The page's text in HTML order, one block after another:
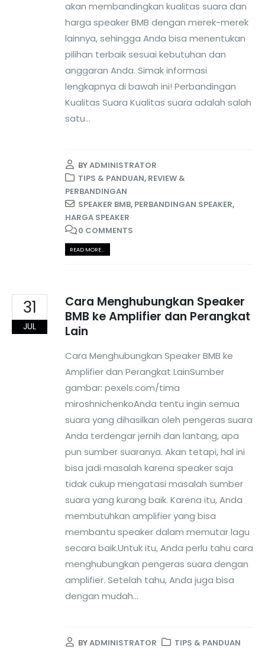
akan membandingkan kualitas suara dan
harga speaker BMB dengan merek-merek
lainnya, sehingga Anda bisa menentukan
pilihan terbaik sesuai kebutuhan dan
anggaran Anda. Simak informasi
lengkapnya di bawah ini! Perbandingan
Kualitas Suara Kualitas suara adalah salah
satu...
BYADMINISTRATOR
TIPS & PANDUAN, REVIEW &
PERBANDINGAN
SPEAKER BMB, PERBANDINGAN SPEAKER,
HARGA SPEAKER
0 COMMENTS
READ MORE...
31
JUL
Cara Menghubungkan Speaker
BMB ke Amplifier dan Perangkat
Lain
Cara Menghubungkan Speaker BMB ke
Amplifier dan Perangkat LainSumber
gambar: pexels.com/tima
miroshnichenkoAnda tentu ingin semua
suara yang dihasilkan oleh pengeras suara
Anda terdengar jernih dan lantang, apa
pun sumber suaranya. Akan tetapi, hal ini
bisa jadi masalah karena speaker saja
tidak cukup mengatasi masalah sumber
suara yang kurang baik. Karena itu, Anda
membutuhkan amplifier yang bisa
membantu speaker dalam memutar lagu
secara baik.Untuk itu, Anda perlu tahu cara
menghubungkan pengeras suara dengan
amplifier. Setelah tahu, Anda juga bisa
dengan mudah...
BYADMINISTRATOR
TIPS & PANDUAN